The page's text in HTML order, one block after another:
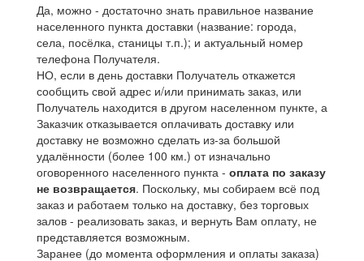
Да, можно - достаточно знать правильное название
населенного пункта доставки (название: города,
села, посёлка, станицы т.п.); и актуальный номер
телефона Получателя.
НО, если в день доставки Получатель откажется
сообщить свой адрес и/или принимать заказ, или
Получатель находится в другом населенном пункте, а
Заказчик отказывается оплачивать доставку или
доставку не возможно сделать из-за большой
удалённости (более 100 км.) от изначально
оговоренного населенного пункта - оплата по заказу
не возвращается. Поскольку, мы собираем всё под
заказ и работаем только на доставку, без торговых
залов - реализовать заказ, и вернуть Вам оплату, не
представляется возможным.
Заранее (до момента оформления и оплаты заказа)